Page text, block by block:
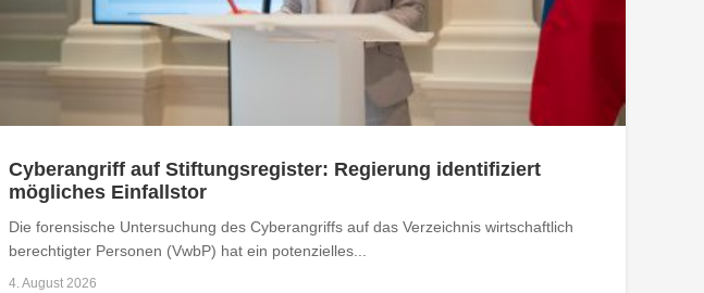
Cyberangriff auf Stiftungsregister: Regierung identifiziert
mögliches Einfallstor
Die forensische Untersuchung des Cyberangriffs auf das Verzeichnis wirtschaftlich
berechtigter Personen (VwbP) hat ein potenzielles...
4. August 2026